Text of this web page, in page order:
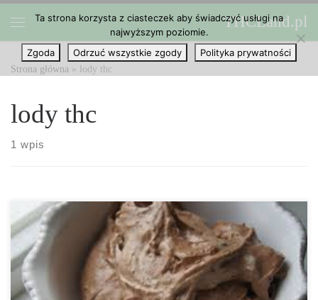
Przejdź do treści THCLand.pl
Strona główna » lody thc
lody thc
1 wpis
Wszyscy doskonale wiemy, że lody są jedną z najlepszych
możliwych przekąsek, ale czy kiedykolwiek myślałeś o tym, żeby
dodać do nich cannabis? Ten przepis jest trochę pracochłonny, ale
Ta strona korzysta z ciasteczek aby świadczyć usługi na
najwyższym poziomie.
Zgoda
Odrzuć wszystkie zgody Polityka prywatności